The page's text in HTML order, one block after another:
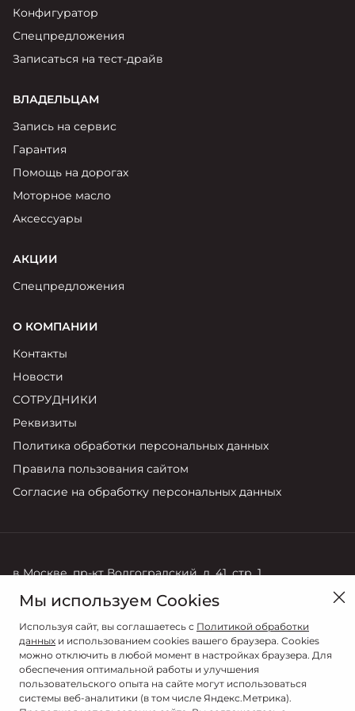
Конфигуратор
Спецпредложения
Записаться на тест-драйв
ВЛАДЕЛЬЦАМ
Запись на сервис
Гарантия
Помощь на дорогах
Моторное масло
Аксессуары
АКЦИИ
Спецпредложения
О КОМПАНИИ
Контакты
Новости
СОТРУДНИКИ
Реквизиты
Политика обработки персональных данных
Правила пользования сайтом
Согласие на обработку персональных данных
в Москве, пр-кт Волгоградский, д. 41, стр. 1
Продажи
+7 (495) 730-44-03
Сервис
+7 (495) 141-13-52
Мы используем Cookies
Используя сайт, вы соглашаетесь с Политикой обработки
данных и использованием cookies вашего браузера. Cookies
можно отключить в любой момент в настройках браузера. Для
обеспечения оптимальной работы и улучшения
пользовательского опыта на сайте могут использоваться
системы веб-аналитики (в том числе Яндекс.Метрика).